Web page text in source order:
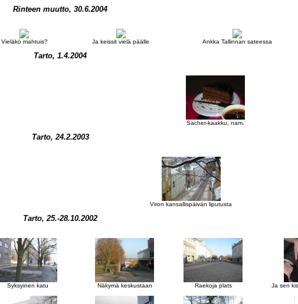
Rinteen muutto, 30.6.2004
Vieläkö mahtuis? Ja keissit vielä päälle Ankka Tallinnan sateessa
Tarto, 1.4.2004
Sacher-kaakku, nam.
Tarto, 24.2.2003
Viron kansallispäivän liputusta
Tarto, 25.-28.10.2002
Syksyinen katu Näkymä keskustaan Raekoja plats Ja sen